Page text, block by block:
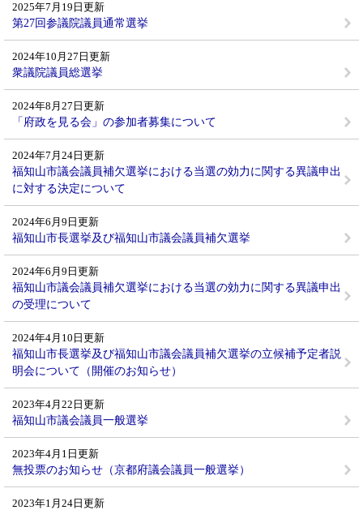
2025年7月19日更新
第27回参議院議員通常選挙
2024年10月27日更新
衆議院議員総選挙
2024年8月27日更新
「府政を見る会」の参加者募集について
2024年7月24日更新
福知山市議会議員補欠選挙における当選の効力に関する異議申出
に対する決定について
2024年6月9日更新
福知山市長選挙及び福知山市議会議員補欠選挙
2024年6月9日更新
福知山市議会議員補欠選挙における当選の効力に関する異議申出
の受理について
2024年4月10日更新
福知山市長選挙及び福知山市議会議員補欠選挙の立候補予定者説
明会について（開催のお知らせ）
2023年4月22日更新
福知山市議会議員一般選挙
2023年4月1日更新
無投票のお知らせ（京都府議会議員一般選挙）
2023年1月24日更新